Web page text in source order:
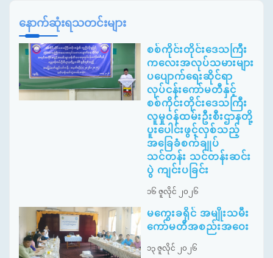
နောက်ဆုံးရသတင်းများ
စစ်ကိုင်းတိုင်းဒေသကြီး
ကလေးအလုပ်သမားများ
ပပျောက်ရေးဆိုင်ရာ
လုပ်ငန်းကော်မတီနှင့်
စစ်ကိုင်းတိုင်းဒေသကြီး
လူမှုဝန်ထမ်းဦးစီးဌာနတို့
ပူးပေါင်းဖွင့်လှစ်သည့်
အခြေခံစက်ချုပ်
သင်တန်း သင်တန်းဆင်း
ပွဲ ကျင်းပခြင်း
၁၆ ဇူလိုင် ၂၀၂၆
မကွေးခရိုင် အမျိုးသမီး
ကော်မတီအစည်းအဝေး
၁၃ ဇူလိုင် ၂၀၂၆